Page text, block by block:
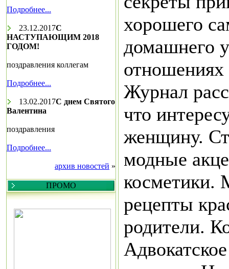
Подробнее...
23.12.2017С
НАСТУПАЮЩИМ 2018
ГОДОМ!
поздравления коллегам
Подробнее...
13.02.2017С днем Святого
Валентина
поздравления
Подробнее...
архив новостей »
ПРОМО
хорошего
домашнего
Журнал
что
женщину.
модные
косметики.
рецепты
родители.